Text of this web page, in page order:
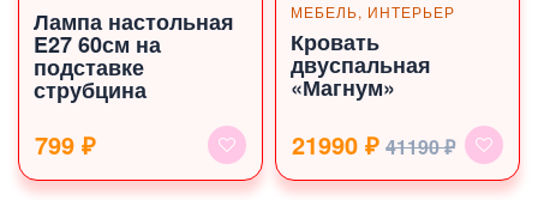
Лампа настольная
E27 60см на
подставке
струбцина
799 ₽
МЕБЕЛЬ, ИНТЕРЬЕР
Кровать
двуспальная
«Магнум»
21990 ₽ 41190 ₽